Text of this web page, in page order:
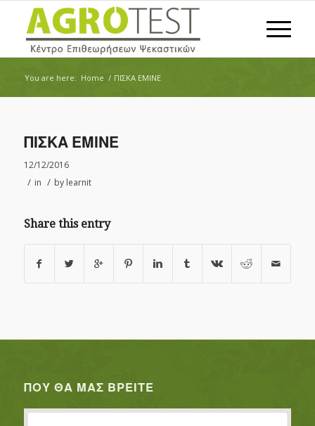
You are here: Home / ΠΙΣΚΑ ΕΜΙΝΕ
ΠΙΣΚΑ ΕΜΙΝΕ
12/12/2016
/ in / by learnit
Share this entry
ΠΟΥ ΘΑ ΜΑΣ ΒΡΕΊΤΕ